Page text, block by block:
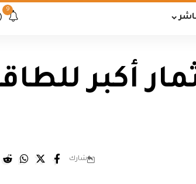
9
أكبر
شارك